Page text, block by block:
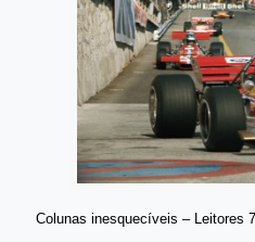
Colunas inesquecíveis – Leitores 7